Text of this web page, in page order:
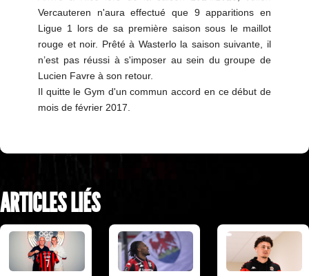
Vercauteren n'aura effectué que 9 apparitions en
Ligue 1 lors de sa première saison sous le maillot
rouge et noir. Prêté à Wasterlo la saison suivante, il
n’est pas réussi à s'imposer au sein du groupe de
Lucien Favre à son retour.
Il quitte le Gym d'un commun accord en ce début de
mois de février 2017.
ARTICLES LIÉS